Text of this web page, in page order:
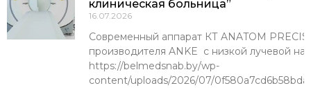
клиническая больница”
16.07.2026
Современный аппарат КТ ANATOM
производителя ANKE с низкой лучевой
https://belmedsnab.by/wp-
content/uploads/2026/07/